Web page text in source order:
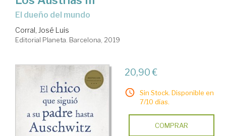
El dueño del mundo
Corral, José Luis
Editorial Planeta. Barcelona, 2019
20,90 €
Sin Stock. Disponible en
7/10 días.
COMPRAR